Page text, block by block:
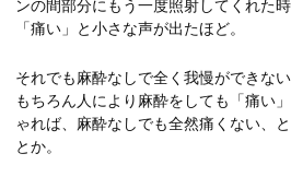
ンの間部分にもう一度照射してくれた
「痛い」と小さな声が出たほど。
それでも麻酔なしで全く我慢ができな
もちろん人により麻酔をしても「痛い
ゃれば、麻酔なしでも全然痛くない、
とか。